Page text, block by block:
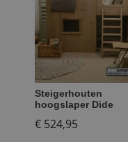
Steigerhouten
hoogslaper Dide
€ 524,95